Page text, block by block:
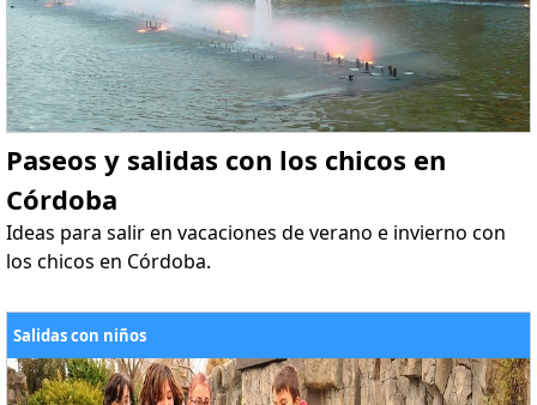
Paseos y salidas con los chicos en
Córdoba
Ideas para salir en vacaciones de verano e invierno con
los chicos en Córdoba.
Salidas con niños